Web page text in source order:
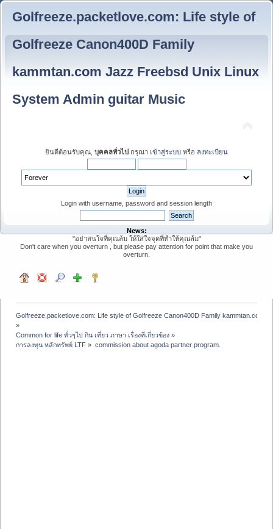
Golfreeze.packetlove.com: Life style of
Golfreeze Canon400D Family
kammtan.com Jazz Freebsd Unix Linux
System Admin guitar Music
ยินดีต้อนรับคุณ, บุคคลทั่วไป กรุณา เข้าสู่ระบบ หรือ ลงทะเบียน
Login with username, password and session length
News:
"อย่าสนใจที่คุณล้ม ให้ใส่ใจจุดที่ทำให้คุณล้ม"
Don't care when you overturn , but please pay attention for point that make you
overturn.
Golfreeze.packetlove.com: Life style of Golfreeze Canon400D Family kammtan.com
»
Common for life ทั่วๆไป กิน เที่ยว ภาษา เรื่องที่เกี่ยวข้อง »
การลงทุน หลักทรัพย์ LTF » commission about agoda partner program.